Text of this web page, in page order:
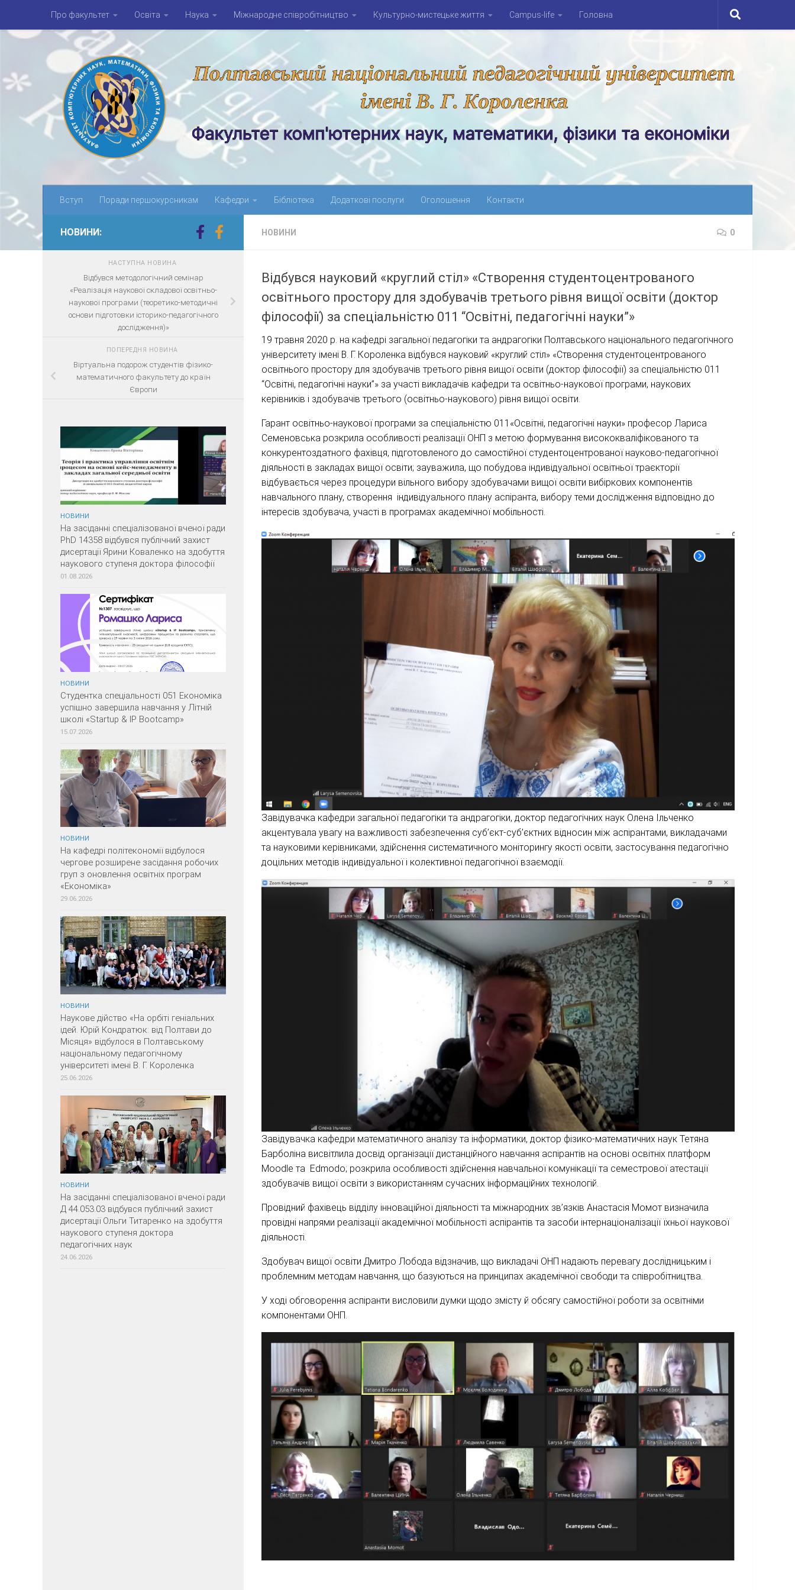
Skip to contentПро факультет Освіта Наука Міжнародне співробітництво Культурно-мистецьке життя Campus-life Головна
Вступ Поради першокурсникам Кафедри Бібліотека Додаткові послуги Оголошення Контакти
НОВИНИ 0
Відбувся науковий «круглий стіл» «Створення студентоцентрованого
освітнього простору для здобувачів третього рівня вищої освіти (доктор
філософії) за спеціальністю 011 “Освітні, педагогічні науки”»
19 травня 2020 р. на кафедрі загальної педагогіки та андрагогіки Полтавського національного педагогічного
університету імені В. Г. Короленка відбувся науковий «круглий стіл» «Створення студентоцентрованого
освітнього простору для здобувачів третього рівня вищої освіти (доктор філософії) за спеціальністю 011
“Освітні, педагогічні науки”» за участі викладачів кафедри та освітньо-наукової програми, наукових
керівників і здобувачів третього (освітньо-наукового) рівня вищої освіти.
Гарант освітньо-наукової програми за спеціальністю 011«Освітні, педагогічні науки» професор Лариса
Семеновська розкрила особливості реалізації ОНП з метою формування висококваліфікованого та
конкурентоздатного фахівця, підготовленого до самостійної студентоцентрованої науково-педагогічної
діяльності в закладах вищої освіти; зауважила, що побудова індивідуальної освітньої траєкторії
відбувається через процедури вільного вибору здобувачами вищої освіти вибіркових компонентів
навчального плану, створення індивідуального плану аспіранта, вибору теми дослідження відповідно до
інтересів здобувача, участі в програмах академічної мобільності.
Завідувачка кафедри загальної педагогіки та андрагогіки, доктор педагогічних наук Олена Ільченко
акцентувала увагу на важливості забезпечення суб’єкт-суб’єктних відносин між аспірантами, викладачами
та науковими керівниками, здійснення систематичного моніторингу якості освіти, застосування педагогічно
доцільних методів індивідуальної і колективної педагогічної взаємодії.
Завідувачка кафедри математичного аналізу та інформатики, доктор фізико-математичних наук Тетяна
Барболіна висвітлила досвід організації дистанційного навчання аспірантів на основі освітніх платформ
Moodle та Edmodo; розкрила особливості здійснення навчальної комунікації та семестрової атестації
здобувачів вищої освіти з використанням сучасних інформаційних технологій.
Провідний фахівець відділу інноваційної діяльності та міжнародних зв’язків Анастасія Момот визначила
провідні напрями реалізації академічної мобільності аспірантів та засоби інтернаціоналізації їхньої наукової
діяльності.
Здобувач вищої освіти Дмитро Лобода відзначив, що викладачі ОНП надають перевагу дослідницьким і
проблемним методам навчання, що базуються на принципах академічної свободи та співробітництва.
У ході обговорення аспіранти висловили думки щодо змісту й обсягу самостійної роботи за освітніми
компонентами ОНП.
НОВИНИ:
НАСТУПНА НОВИНА
Відбувся методологічний семінар
«Реалізація наукової складової освітньо-
наукової програми (теоретико-методичні
основи підготовки історико-педагогічного
дослідження)»
ПОПЕРЕДНЯ НОВИНА
Віртуальна подорож студентів фізико-
математичного факультету до країн
Європи
НОВИНИ
На засіданні спеціалізованої вченої ради
PhD 14358 відбувся публічний захист
дисертації Ярини Коваленко на здобуття
наукового ступеня доктора філософії
01.08.2026
НОВИНИ
Студентка спеціальності 051 Економіка
успішно завершила навчання у Літній
школі «Startup & IP Bootcamp»
15.07.2026
НОВИНИ
На кафедрі політекономії відбулося
чергове розширене засідання робочих
груп з оновлення освітніх програм
«Економіка»
29.06.2026
НОВИНИ
Наукове дійство «На орбіті геніальних
ідей. Юрій Кондратюк: від Полтави до
Місяця» відбулося в Полтавському
національному педагогічному
університеті імені В. Г. Короленка
25.06.2026
НОВИНИ
На засіданні спеціалізованої вченої ради
Д 44.053.03 відбувся публічний захист
дисертації Ольги Титаренко на здобуття
наукового ступеня доктора
педагогічних наук
24.06.2026